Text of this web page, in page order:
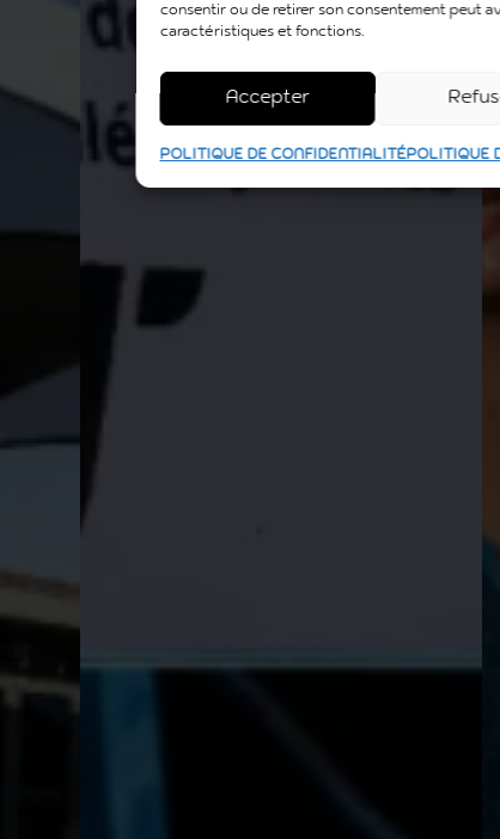
consentir ou de retirer son consentement peut
caractéristiques et fonctions.
Accepter
POLITIQUE DE CONFIDENTIALITÉPOLITIQUE